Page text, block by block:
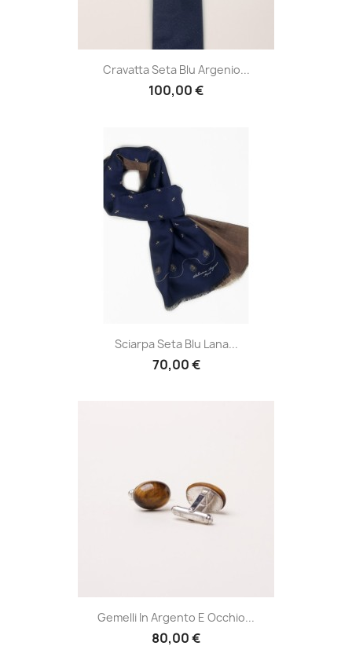
Cravatta Seta Blu Argenio...
100,00 €
Sciarpa Seta Blu Lana...
70,00 €
Gemelli In Argento E Occhio...
80,00 €